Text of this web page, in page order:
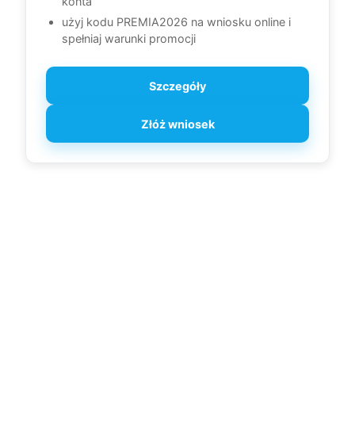
użyj kodu PREMIA2026 na wniosku online i
spełniaj warunki promocji
Szczegóły
Złóż wniosek